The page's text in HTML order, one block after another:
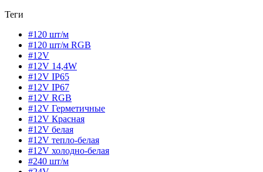
Теги
#120 шт/м
#120 шт/м RGB
#12V
#12V 14,4W
#12V IP65
#12V IP67
#12V RGB
#12V Герметичные
#12V Красная
#12V белая
#12V тепло-белая
#12V холодно-белая
#240 шт/м